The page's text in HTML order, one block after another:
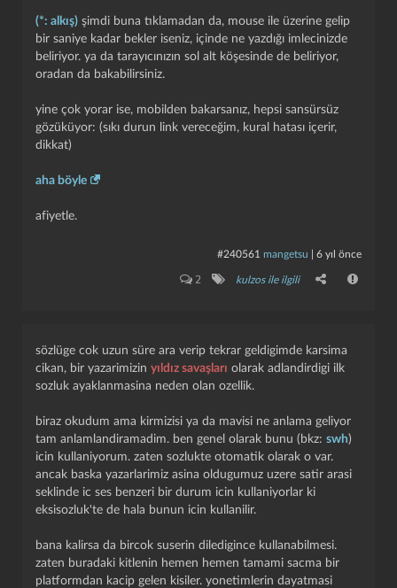
açılabilir ya da açık bir başlığa yönlendirme içermesine
dikkat edilmesi gerekmektedir.
(*: alkış) şimdi buna tıklamadan da, mouse ile üzerine gelip
bir saniye kadar bekler iseniz, içinde ne yazdığı imlecinizde
beliriyor. ya da tarayıcınızın sol alt köşesinde de beliriyor,
oradan da bakabilirsiniz.
yine çok yorar ise, mobilden bakarsanız, hepsi sansürsüz
gözüküyor: (sıkı durun link vereceğim, kural hatası içerir,
dikkat)
aha böyle
afiyetle.
#240561 mangetsu 6 yıl önce
2 kulzos ile ilgili
sözlüge cok uzun süre ara verip tekrar geldigimde karsima
cikan, bir yazarimizin yıldız savaşları olarak adlandirdigi ilk
sozluk ayaklanmasina neden olan ozellik.
biraz okudum ama kirmizisi ya da mavisi ne anlama geliyor
tam anlamlandiramadim. ben genel olarak bunu (bkz: swh)
icin kullaniyorum. zaten sozlukte otomatik olarak o var.
ancak baska yazarlarimiz asina oldugumuz uzere satir arasi
seklinde ic ses benzeri bir durum icin kullaniyorlar ki
eksisozluk'te de hala bunun icin kullanilir.
bana kalirsa da bircok suserin diledigince kullanabilmesi.
zaten buradaki kitlenin hemen hemen tamami sacma bir
platformdan kacip gelen kisiler. yonetimlerin dayatmasi